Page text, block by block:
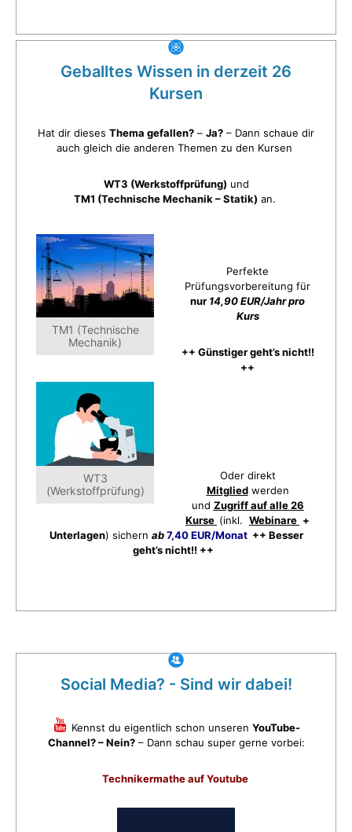
Geballtes Wissen in derzeit 26
Kursen
Hat dir dieses Thema gefallen? – Ja? – Dann schaue dir
auch gleich die anderen Themen zu den Kursen
WT3 (Werkstoffprüfung) und
TM1 (Technische Mechanik – Statik) an.
TM1 (Technische
Mechanik)
WT3
(Werkstoffprüfung)
Perfekte
Prüfungsvorbereitung für
nur 14,90 EUR/Jahr pro
Kurs
++ Günstiger geht’s nicht!!
++
Oder direkt
Mitgliedwerden
und Zugriff auf alle 26
Kurse (inkl. Webinare +
Unterlagen) sichern ab7,40 EUR/Monat++ Besser
geht’s nicht!! ++
Social Media? - Sind wir dabei!
Kennst du eigentlich schon unseren YouTube-
Channel? – Nein?– Dann schau super gerne vorbei:
Technikermathe auf Youtube